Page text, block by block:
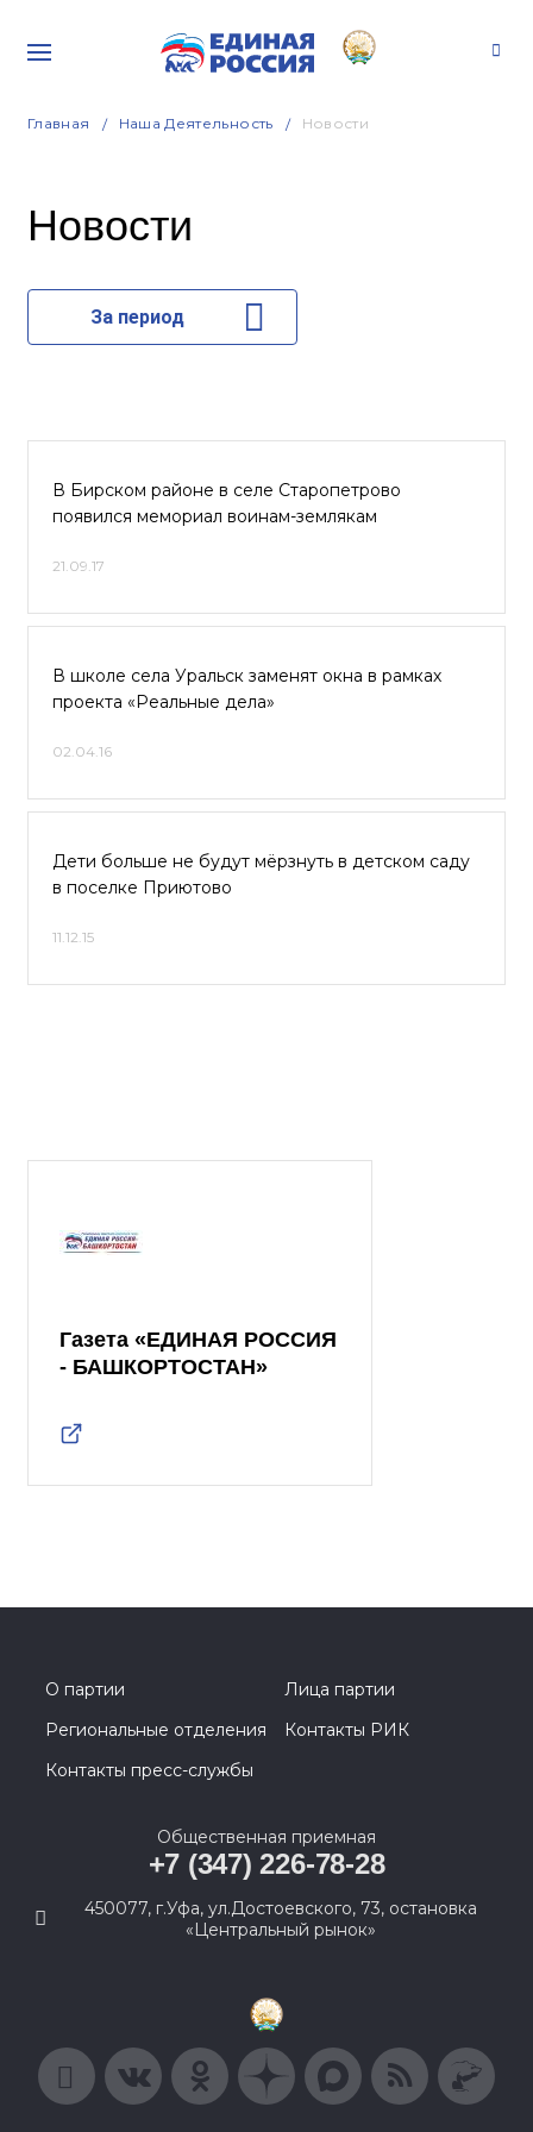
Главная Наша Деятельность Новости
Новости
За период
В Бирском районе в селе Старопетрово
появился мемориал воинам-землякам
21.09.17
В школе села Уральск заменят окна в рамках
проекта «Реальные дела»
02.04.16
Дети больше не будут мёрзнуть в детском саду
в поселке Приютово
11.12.15
Газета «ЕДИНАЯ РОССИЯ
- БАШКОРТОСТАН»
О партии
Лица партии
Региональные отделения
Контакты РИК
Контакты пресс-службы
Общественная приемная
+7 (347) 226-78-28
450077, г.Уфа, ул.Достоевского, 73, остановка
«Центральный рынок»